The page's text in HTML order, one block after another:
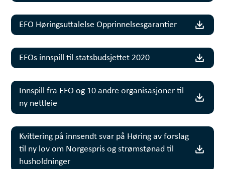
EFO Høringsuttalelse Opprinnelsesgarantier
EFOs innspill til statsbudsjettet 2020
Innspill fra EFO og 10 andre organisasjoner til
ny nettleie
Kvittering på innsendt svar på Høring av forslag
til ny lov om Norgespris og strømstønad til
husholdninger